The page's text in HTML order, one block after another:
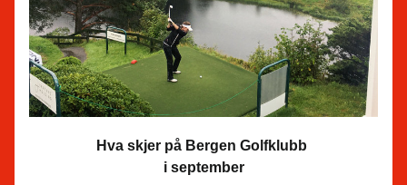
Hva skjer på Bergen Golfklubb
i september